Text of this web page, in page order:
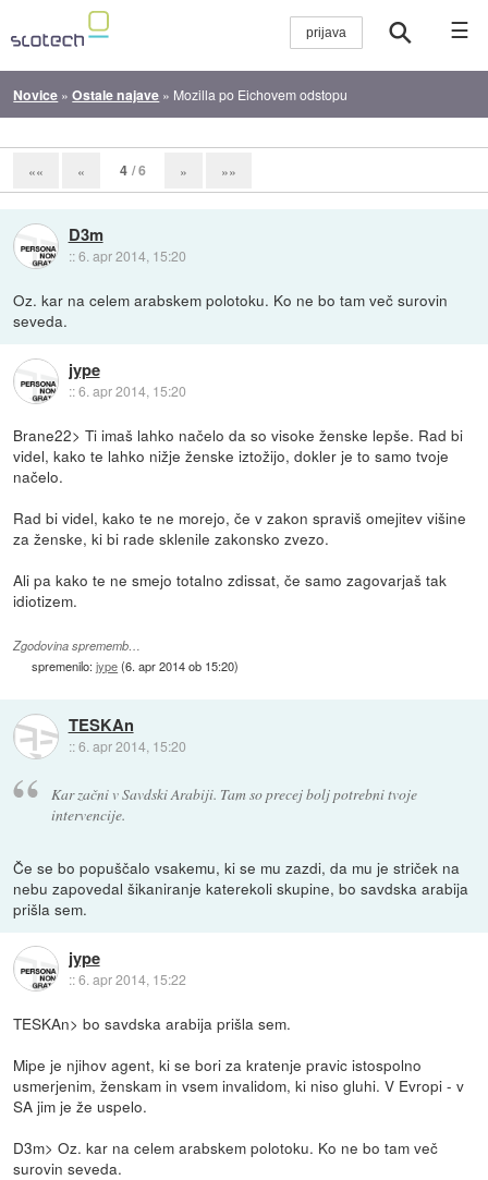
☰
Novice »Ostale najave » Mozilla po Eichovem odstopu
«« « 4 / 6 » »»
D3m
::6. apr 2014, 15:20
Oz. kar na celem arabskem polotoku. Ko ne bo tam več surovin
seveda.
jype
::6. apr 2014, 15:20
Brane22> Ti imaš lahko načelo da so visoke ženske lepše. Rad bi
videl, kako te lahko nižje ženske iztožijo, dokler je to samo tvoje
načelo.
Rad bi videl, kako te ne morejo, če v zakon spraviš omejitev višine
za ženske, ki bi rade sklenile zakonsko zvezo.
Ali pa kako te ne smejo totalno zdissat, če samo zagovarjaš tak
idiotizem.
Zgodovina sprememb…
spremenilo:jype(6. apr 2014 ob 15:20)
TESKAn
::6. apr 2014, 15:20
Kar začni v Savdski Arabiji. Tam so precej bolj potrebni tvoje
intervencije.
Če se bo popuščalo vsakemu, ki se mu zazdi, da mu je striček na
nebu zapovedal šikaniranje katerekoli skupine, bo savdska arabija
prišla sem.
jype
::6. apr 2014, 15:22
TESKAn> bo savdska arabija prišla sem.
Mipe je njihov agent, ki se bori za kratenje pravic istospolno
usmerjenim, ženskam in vsem invalidom, ki niso gluhi. V Evropi - v
SA jim je že uspelo.
D3m> Oz. kar na celem arabskem polotoku. Ko ne bo tam več
surovin seveda.